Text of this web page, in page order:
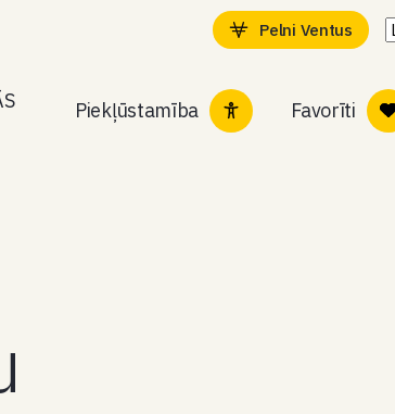
Pelni Ventus
Piekļūstamība Favorīti